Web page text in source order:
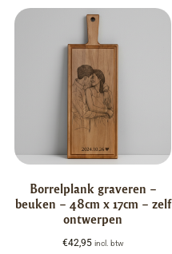
Borrelplank graveren –
beuken – 48cm x 17cm – zelf
ontwerpen
€42,95 incl. btw